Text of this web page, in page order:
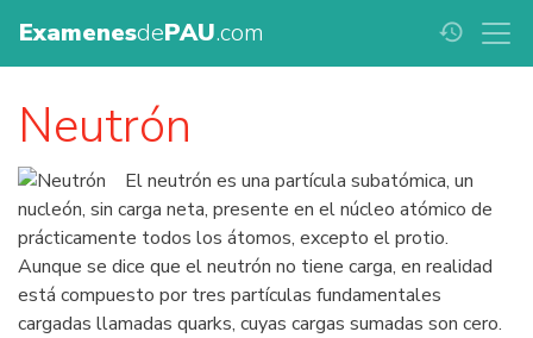
ExamenesdePAU.com history
Neutrón
El neutrón es una partícula subatómica, un
nucleón, sin carga neta, presente en el núcleo atómico de
prácticamente todos los átomos, excepto el protio.
Aunque se dice que el neutrón no tiene carga, en realidad
está compuesto por tres partículas fundamentales
cargadas llamadas quarks, cuyas cargas sumadas son cero.